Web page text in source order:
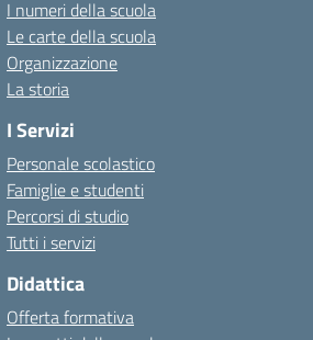
I numeri della scuola
Le carte della scuola
Organizzazione
La storia
I Servizi
Personale scolastico
Famiglie e studenti
Percorsi di studio
Tutti i servizi
Didattica
Offerta formativa